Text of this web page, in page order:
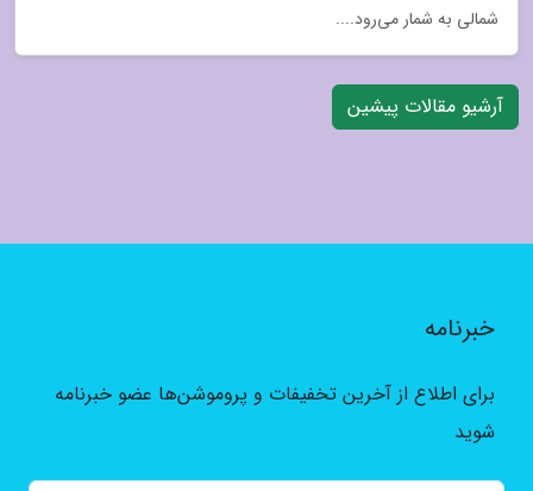
شمالی به شمار می‌رود....
آرشیو مقالات پیشین
خبرنامه
برای اطلاع از آخرین تخفیفات و پروموشن‌ها عضو خبرنامه
شوید